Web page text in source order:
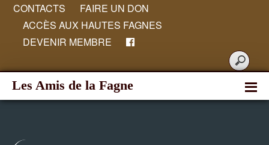
CONTACTS
FAIRE UN DON
ACCÈS AUX HAUTES FAGNES
DEVENIR MEMBRE
Les Amis de la Fagne